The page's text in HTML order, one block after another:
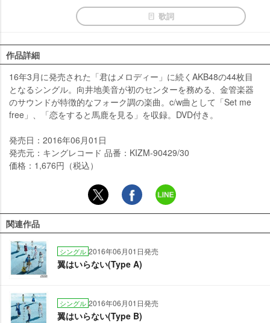
歌詞
作品詳細
16年3月に発売された「君はメロディー」に続くAKB48の44枚目
となるシングル。向井地美音が初のセンターを務める、金管楽器
のサウンドが特徴的なフォーク調の楽曲。c/w曲として「Set me
free」、「恋をすると馬鹿を見る」を収録。DVD付き。
発売日：2016年06月01日
発売元：キングレコード 品番：KIZM-90429/30
価格：1,676円（税込）
関連作品
シングル 2016年06月01日発売
翼はいらない(Type A)
シングル 2016年06月01日発売
翼はいらない(Type B)